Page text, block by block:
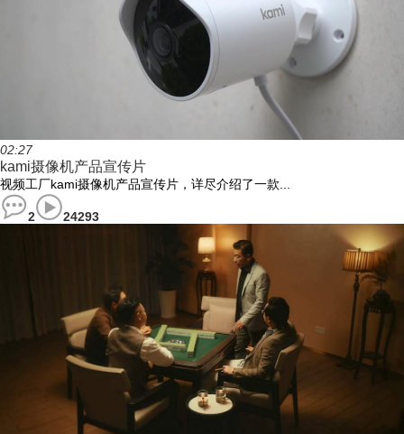
02:27
kami摄像机产品宣传片
视频工厂kami摄像机产品宣传片，详尽介绍了一款...
2 24293